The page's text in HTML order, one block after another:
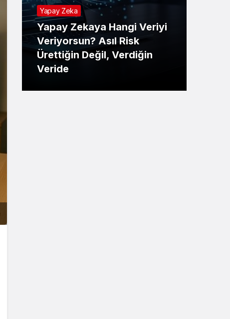
Yapay Zeka
Yapay Zekaya Hangi Veriyi
Veriyorsun? Asıl Risk
Ürettiğin Değil, Verdiğin
Veride